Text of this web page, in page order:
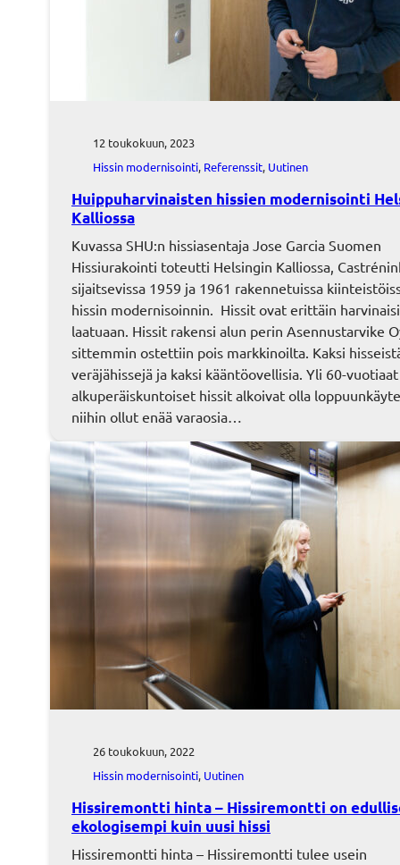
12 toukokuun, 2023
Hissin modernisointi, Referenssit, Uutinen
Huippuharvinaisten hissien modernisointi
Kalliossa
Kuvassa SHU:n hissiasentaja Jose Garcia Suomen
Hissiurakointi toteutti Helsingin Kalliossa,
sijaitsevissa 1959 ja 1961 rakennetuissa
hissin modernisoinnin. Hissit ovat erittäin
laatuaan. Hissit rakensi alun perin Asennustarvike
sittemmin ostettiin pois markkinoilta. Kaksi
veräjähissejä ja kaksi kääntöovellisia. Yli 60-vuotiaat
alkuperäiskuntoiset hissit alkoivat olla
niihin ollut enää varaosia…
26 toukokuun, 2022
Hissin modernisointi, Uutinen
Hissiremontti hinta – Hissiremontti on
ekologisempi kuin uusi hissi
Hissiremontti hinta – Hissiremontti tulee usein